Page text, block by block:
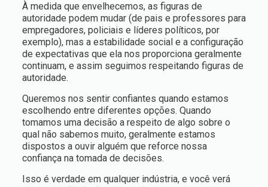
À medida que envelhecemos, as figuras de
autoridade podem mudar (de pais e professores para
empregadores, policiais e líderes políticos, por
exemplo), mas a estabilidade social e a configuração
de expectativas que ela nos proporciona geralmente
continuam, e assim seguimos respeitando figuras de
autoridade.
Queremos nos sentir confiantes quando estamos
escolhendo entre diferentes opções. Quando
tomamos uma decisão a respeito de algo sobre o
qual não sabemos muito, geralmente estamos
dispostos a ouvir alguém que reforce nossa
confiança na tomada de decisões.
Isso é verdade em qualquer indústria, e você verá